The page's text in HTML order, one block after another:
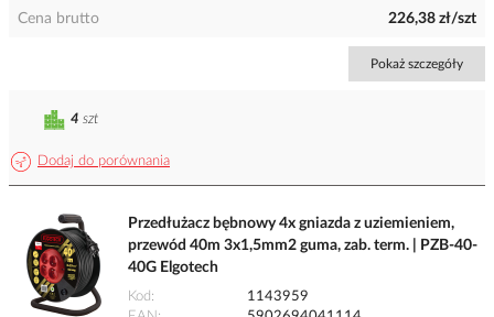
Cena brutto 226,38 zł/szt
Pokaż szczegóły
Dodaj do porównania
4 szt
Przedłużacz bębnowy 4x gniazda z uziemieniem,
przewód 40m 3x1,5mm2 guma, zab. term. | PZB-40-
40G Elgotech
Kod
1143959